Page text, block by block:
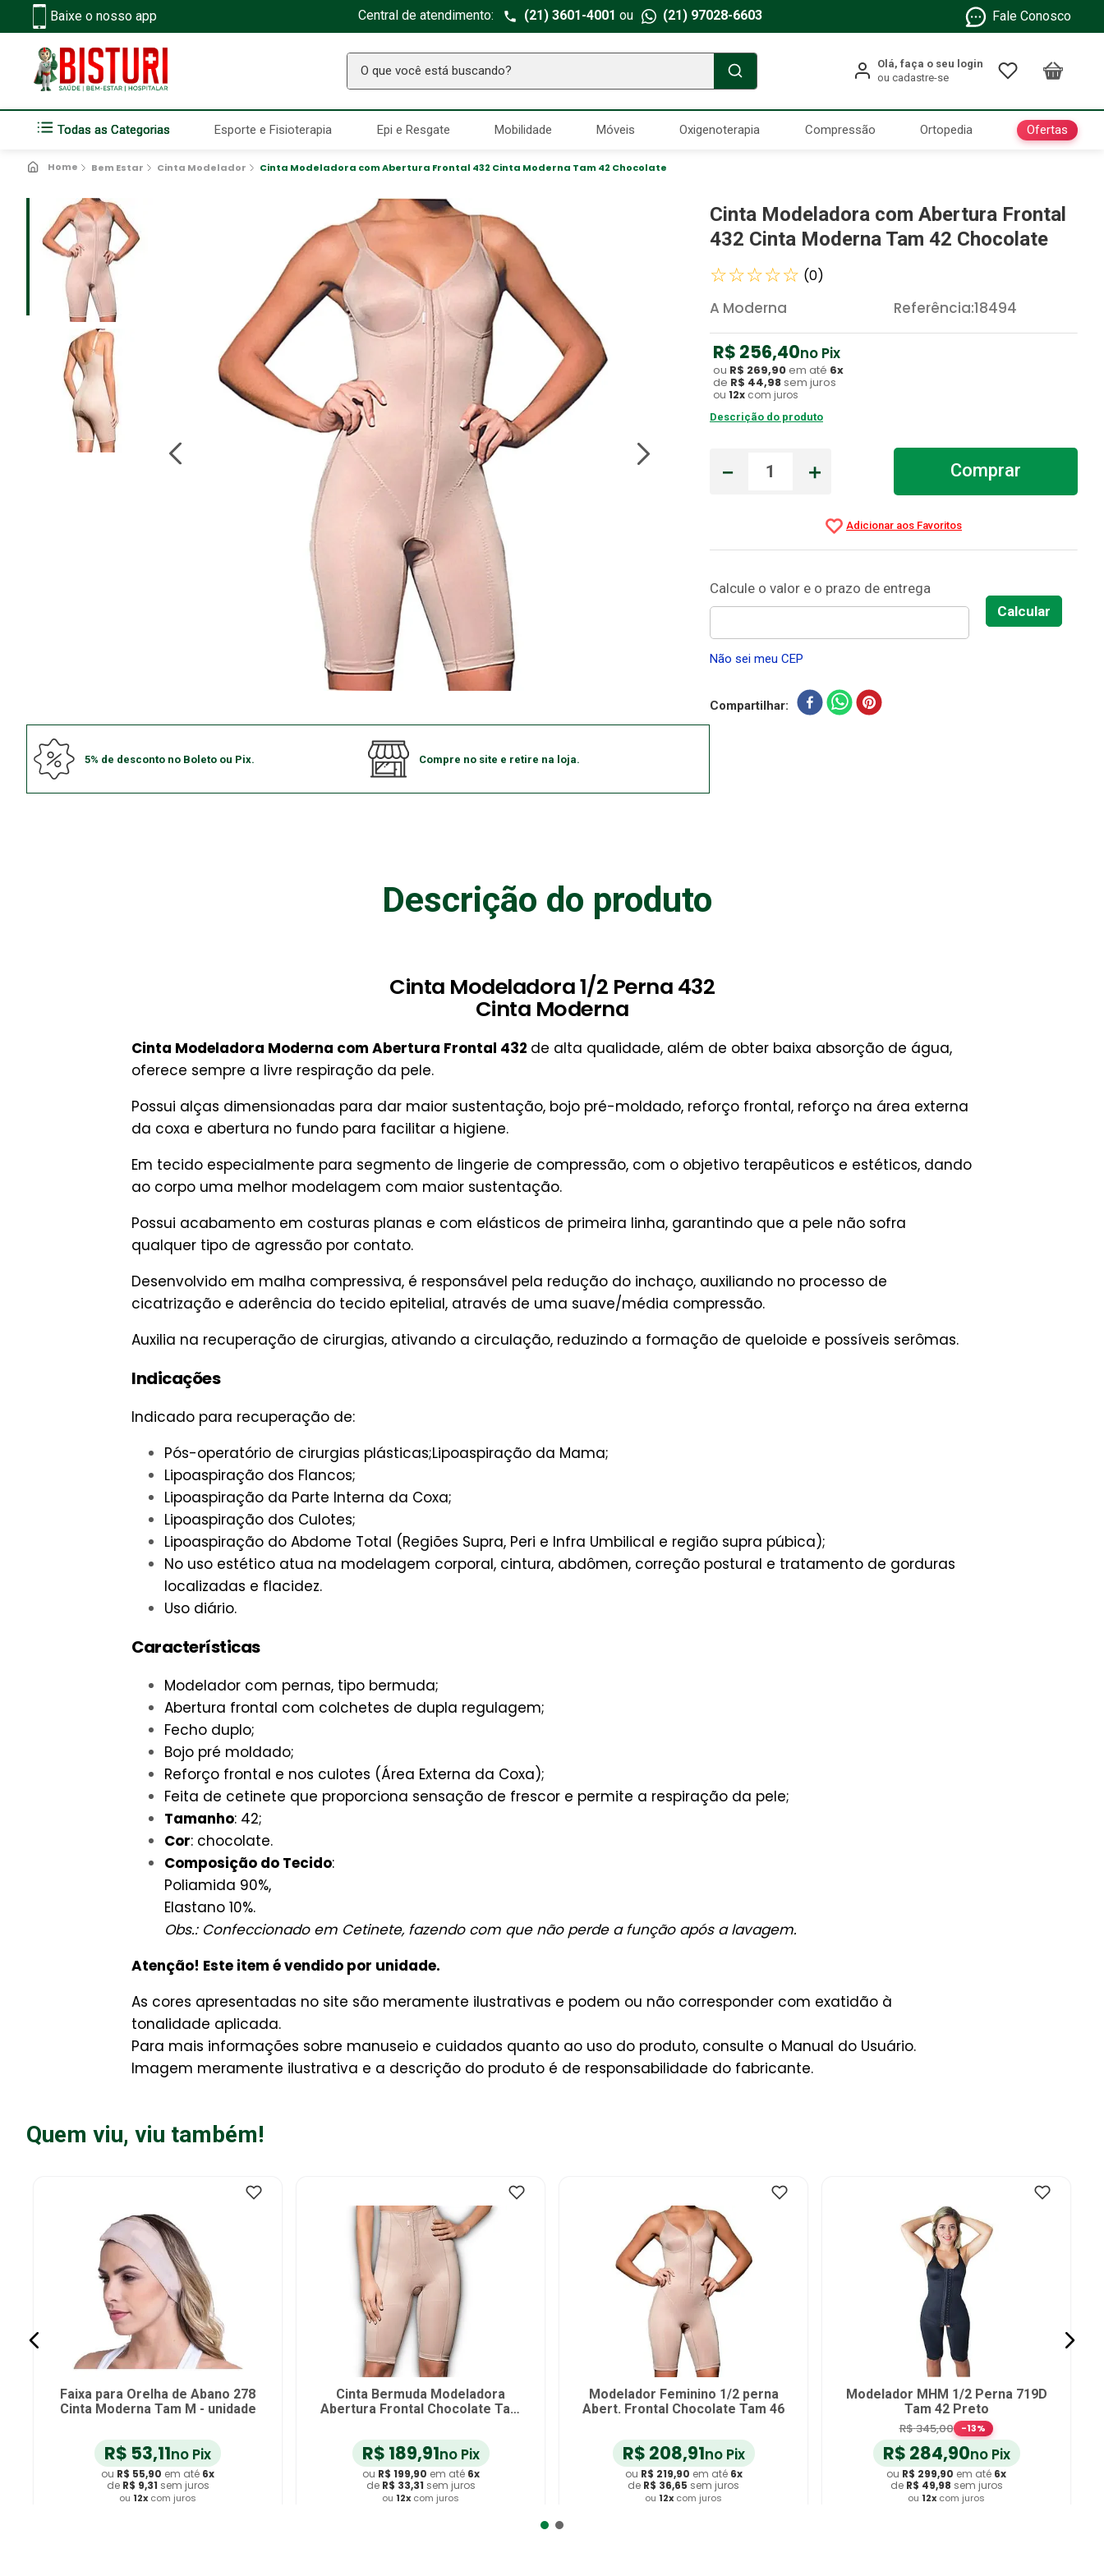
Baixe o nosso app Central de atendimento: (21) 3601-4001 ou (21) 97028-6603 Fale Conosco
O que você está buscando?
Todas as Categorias Esporte e Fisioterapia Epi e Resgate Mobilidade Móveis Oxigenoterapia Compressão Ortopedia Ofertas
Bem Estar Cinta Modelador Cinta Modeladora com Abertura Frontal 432 Cinta Moderna Tam 42 Chocolate
5% de desconto no Boleto ou Pix. Compre no site e retire na loja.
Cinta Modeladora com Abertura Frontal
432 Cinta Moderna Tam 42 Chocolate
☆☆☆☆☆ (0)
A Moderna Referência:18494
R$ 256,40no Pix
ou R$ 269,90em até 6x
de R$ 44,98 sem juros
ou 12x com juros
Descrição do produto
＋
－ Comprar
Não sei meu CEP
Compartilhar
Descrição do produto
Cinta Modeladora 1/2 Perna 432
Cinta Moderna
Cinta Modeladora Moderna com Abertura Frontal 432 de alta qualidade, além de obter baixa absorção de água,
oferece sempre a livre respiração da pele.
Possui alças dimensionadas para dar maior sustentação, bojo pré-moldado, reforço frontal, reforço na área externa
da coxa e abertura no fundo para facilitar a higiene.
Em tecido especialmente para segmento de lingerie de compressão, com o objetivo terapêuticos e estéticos, dando
ao corpo uma melhor modelagem com maior sustentação.
Possui acabamento em costuras planas e com elásticos de primeira linha, garantindo que a pele não sofra
qualquer tipo de agressão por contato.
Desenvolvido em malha compressiva, é responsável pela redução do inchaço, auxiliando no processo de
cicatrização e aderência do tecido epitelial, através de uma suave/média compressão.
Auxilia na recuperação de cirurgias, ativando a circulação, reduzindo a formação de queloide e possíveis serômas.
Indicações
Indicado para recuperação de:
Pós-operatório de cirurgias plásticas;Lipoaspiração da Mama;
Lipoaspiração dos Flancos;
Lipoaspiração da Parte Interna da Coxa;
Lipoaspiração dos Culotes;
Lipoaspiração do Abdome Total (Regiões Supra, Peri e Infra Umbilical e região supra púbica);
No uso estético atua na modelagem corporal, cintura, abdômen, correção postural e tratamento de gorduras
localizadas e flacidez.
Uso diário.
Características
Modelador com pernas, tipo bermuda;
Abertura frontal com colchetes de dupla regulagem;
Fecho duplo;
Bojo pré moldado;
Reforço frontal e nos culotes (Área Externa da Coxa);
Feita de cetinete que proporciona sensação de frescor e permite a respiração da pele;
Tamanho: 42;
Cor: chocolate.
Composição do Tecido:
Poliamida 90%,
Elastano 10%.
Obs.: Confeccionado em Cetinete, fazendo com que não perde a função após a lavagem.
Atenção! Este item é vendido por unidade.
As cores apresentadas no site são meramente ilustrativas e podem ou não corresponder com exatidão à
tonalidade aplicada.
Para mais informações sobre manuseio e cuidados quanto ao uso do produto, consulte o Manual do Usuário.
Imagem meramente ilustrativa e a descrição do produto é de responsabilidade do fabricante.
Quem viu, viu também!
Faixa para Orelha de Abano 278
Cinta Moderna Tam M - unidade
R$ 53,11no Pix
ou R$ 55,90 em até 6x
de R$ 9,31 sem juros
ou 12x com juros
Cinta Bermuda Modeladora
Abertura Frontal Chocolate Tam
R$ 189,91no Pix
ou R$ 199,90 em até 6x
de R$ 33,31 sem juros
ou 12x com juros
Modelador Feminino 1/2 perna
Abert. Frontal Chocolate Tam 46
R$ 208,91no Pix
ou R$ 219,90 em até 6x
de R$ 36,65 sem juros
ou 12x com juros
Modelador MHM 1/2 Perna 719D
Tam 42 Preto
R$345,00 -13%
R$ 284,90no Pix
ou R$ 299,90 em até 6x
de R$ 49,98 sem juros
ou 12x com juros
TERMOS MAIS BUSCADOS
Seringa Insulina
2º Fralda Geriatrica
4 º Littmann
5º Absorvente Geriatrico
Estetoscopio Littmann
7º Aparelho Pressão
8º Gaze Esteril
Curativo
10º